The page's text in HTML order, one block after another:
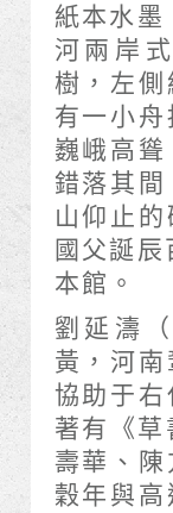
紙本水
河兩岸
樹，左
有一小
巍峨高
錯落其
山仰止
國父誕
本館。
劉延濤
黃，河南
協助于
著有《
壽華、
穀年與